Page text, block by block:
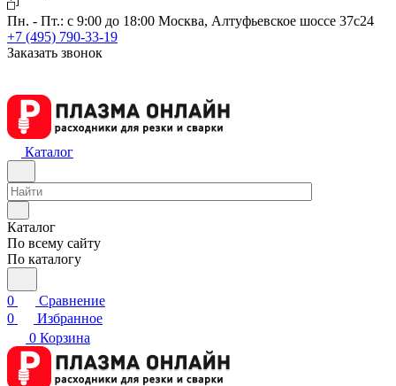
Пн. - Пт.: с 9:00 до 18:00 Москва, Алтуфьевское шоссе 37с24
+7 (495) 790-33-19
Заказать звонок
Каталог
Каталог
По всему сайту
По каталогу
0
Сравнение
0
Избранное
0 Корзина